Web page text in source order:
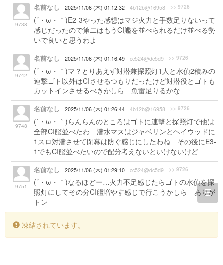
9738
名前なし 2025/11/06 (木) 01:12:32 4b12b@16958 >> 9726
(´・ω・｀)E2-3やった感想はマジ火力と手数足りないって
感じだったので第二はもうCI艦を並べられるだけ並べる勢
いで良いと思うわよ
9742
名前なし 2025/11/06 (木) 01:16:49 cc524@dc5d9 >> 9726
(´・ω・｀)マ？とりあえず対潜兼探照灯1人と水偵2積みの
連撃ゴト以外はCIさせるつもりだったけど対潜役とゴトも
カットインさせるべきかしら 魚雷足りるかな
9748
名前なし 2025/11/06 (木) 01:26:44 4b12b@16958 >> 9726
(´・ω・｀)らんらんのところはゴトに連撃と探照灯で他は
全部CI艦並べたわ 潜水マスはジャベリンとヘイウッドに
1スロ対潜させて閉幕は防ぐ感じにしたわね その後にE3-
1でもCI艦並べたいので配分考えないといけないけど
9751
名前なし 2025/11/06 (木) 01:29:10 cc524@dc5d9 >> 9726
(´・ω・｀)なるほどー…火力不足感じたらゴトの水偵を探
照灯にしてその分CI艦増やす感じで行こうかしら ありが
トン
凍結されています。